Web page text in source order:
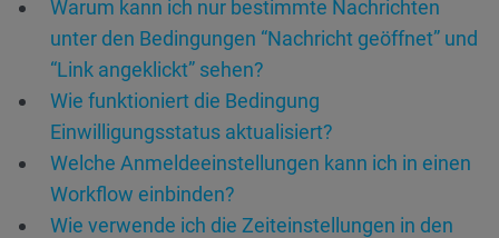
Warum kann ich nur bestimmte Nachrichten
unter den Bedingungen “Nachricht geöffnet” und
“Link angeklickt” sehen?
Wie funktioniert die Bedingung
Einwilligungsstatus aktualisiert?
Welche Anmeldeeinstellungen kann ich in einen
Workflow einbinden?
Wie verwende ich die Zeiteinstellungen in den